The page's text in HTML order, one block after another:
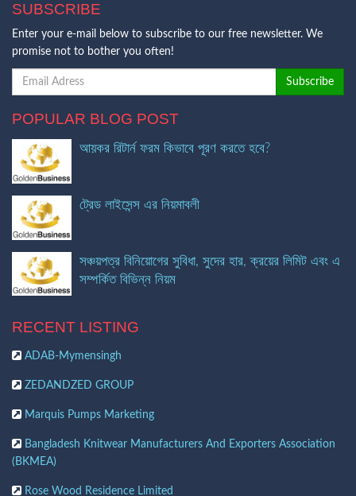
SUBSCRIBE
Enter your e-mail below to subscribe to our free newsletter. We
promise not to bother you often!
POPULAR BLOG POST
আয়কর রিটার্ন ফরম কিভাবে পূরণ করতে হবে?
ট্রেড লাইসেন্স এর নিয়মাবলী
সঞ্চয়পত্র বিনিয়োগের সুবিধা, সুদের হার, ক্রয়ের লিমিট এবং এ
সম্পর্কিত বিভিন্ন নিয়ম
RECENT LISTING
ADAB-Mymensingh
ZEDANDZED GROUP
Marquis Pumps Marketing
Bangladesh Knitwear Manufacturers And Exporters Association
(BKMEA)
Rose Wood Residence Limited